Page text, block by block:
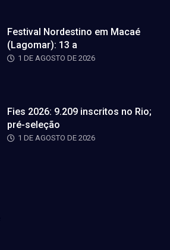
Festival Nordestino em Macaé
(Lagomar): 13 a
1 DE AGOSTO DE 2026
Fies 2026: 9.209 inscritos no Rio;
pré-seleção
1 DE AGOSTO DE 2026